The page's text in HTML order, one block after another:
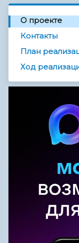
О проекте
Контакты
План
Ход